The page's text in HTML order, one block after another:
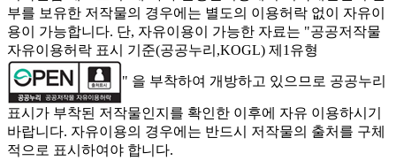
부를 보유한 저작물의 경우에는 별도의 이용허락 없이 자유이
용이 가능합니다. 단, 자유이용이 가능한 자료는 "공공저작물
자유이용허락 표시 기준(공공누리,KOGL) 제1유형
" 을 부착하여 개방하고 있으므로 공공누리
표시가 부착된 저작물인지를 확인한 이후에 자유 이용하시기
바랍니다. 자유이용의 경우에는 반드시 저작물의 출처를 구체
적으로 표시하여야 합니다.